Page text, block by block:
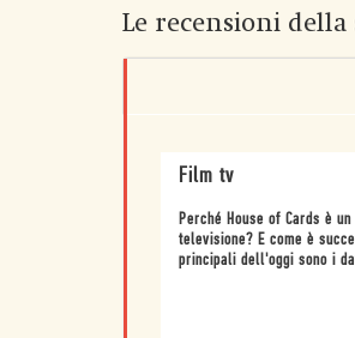
Le recensioni della
Film tv
Perché House of Cards è
televisione? E come è
principali dell'oggi sono i